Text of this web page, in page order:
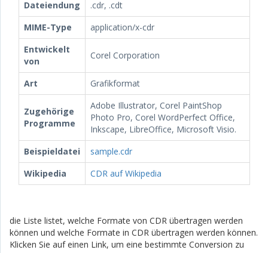
Dateiendung
.cdr, .cdt
MIME-Type
application/x-cdr
Entwickelt
von
Corel Corporation
Art Grafikformat
Zugehörige
Programme
Adobe Illustrator, Corel PaintShop
Photo Pro, Corel WordPerfect Office,
Inkscape, LibreOffice, Microsoft Visio.
Beispieldatei
sample.cdr
Wikipedia
CDR auf Wikipedia
die Liste listet, welche Formate von CDR übertragen werden
können und welche Formate in CDR übertragen werden können.
Klicken Sie auf einen Link, um eine bestimmte Conversion zu